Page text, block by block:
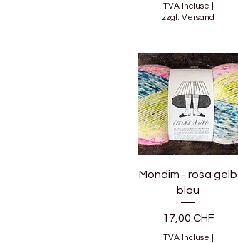
TVA Incluse
zzgl. Versand
Mondim - rosa gelb
blau
Prix
17,00 CHF
TVA Incluse